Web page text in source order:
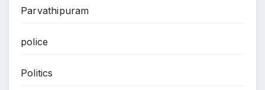
Parvathipuram
police
Politics